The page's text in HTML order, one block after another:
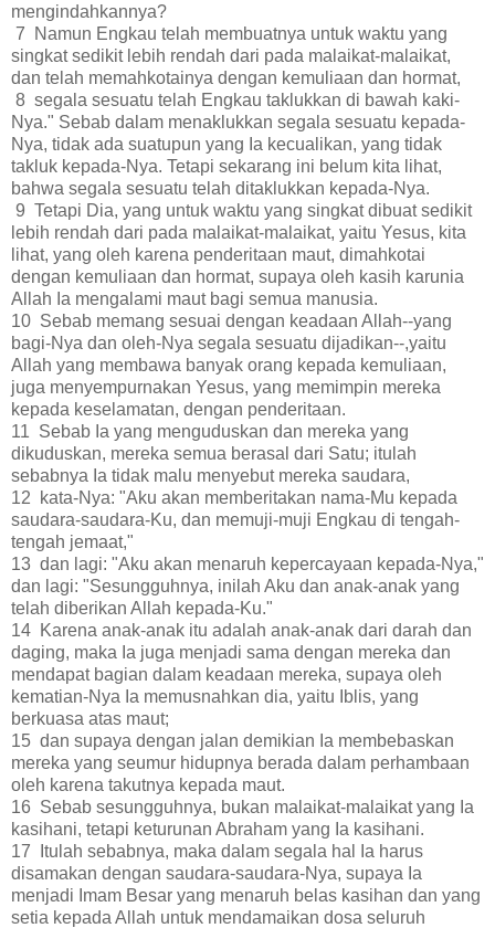
mengindahkannya?
7 Namun Engkau telah membuatnya untuk waktu yang
singkat sedikit lebih rendah dari pada malaikat-malaikat,
dan telah memahkotainya dengan kemuliaan dan hormat,
8 segala sesuatu telah Engkau taklukkan di bawah kaki-
Nya." Sebab dalam menaklukkan segala sesuatu kepada-
Nya, tidak ada suatupun yang Ia kecualikan, yang tidak
takluk kepada-Nya. Tetapi sekarang ini belum kita lihat,
bahwa segala sesuatu telah ditaklukkan kepada-Nya.
9 Tetapi Dia, yang untuk waktu yang singkat dibuat sedikit
lebih rendah dari pada malaikat-malaikat, yaitu Yesus, kita
lihat, yang oleh karena penderitaan maut, dimahkotai
dengan kemuliaan dan hormat, supaya oleh kasih karunia
Allah Ia mengalami maut bagi semua manusia.
10 Sebab memang sesuai dengan keadaan Allah--yang
bagi-Nya dan oleh-Nya segala sesuatu dijadikan--,yaitu
Allah yang membawa banyak orang kepada kemuliaan,
juga menyempurnakan Yesus, yang memimpin mereka
kepada keselamatan, dengan penderitaan.
11 Sebab Ia yang menguduskan dan mereka yang
dikuduskan, mereka semua berasal dari Satu; itulah
sebabnya Ia tidak malu menyebut mereka saudara,
12 kata-Nya: "Aku akan memberitakan nama-Mu kepada
saudara-saudara-Ku, dan memuji-muji Engkau di tengah-
tengah jemaat,"
13 dan lagi: "Aku akan menaruh kepercayaan kepada-Nya,"
dan lagi: "Sesungguhnya, inilah Aku dan anak-anak yang
telah diberikan Allah kepada-Ku."
14 Karena anak-anak itu adalah anak-anak dari darah dan
daging, maka Ia juga menjadi sama dengan mereka dan
mendapat bagian dalam keadaan mereka, supaya oleh
kematian-Nya Ia memusnahkan dia, yaitu Iblis, yang
berkuasa atas maut;
15 dan supaya dengan jalan demikian Ia membebaskan
mereka yang seumur hidupnya berada dalam perhambaan
oleh karena takutnya kepada maut.
16 Sebab sesungguhnya, bukan malaikat-malaikat yang Ia
kasihani, tetapi keturunan Abraham yang Ia kasihani.
17 Itulah sebabnya, maka dalam segala hal Ia harus
disamakan dengan saudara-saudara-Nya, supaya Ia
menjadi Imam Besar yang menaruh belas kasihan dan yang
setia kepada Allah untuk mendamaikan dosa seluruh